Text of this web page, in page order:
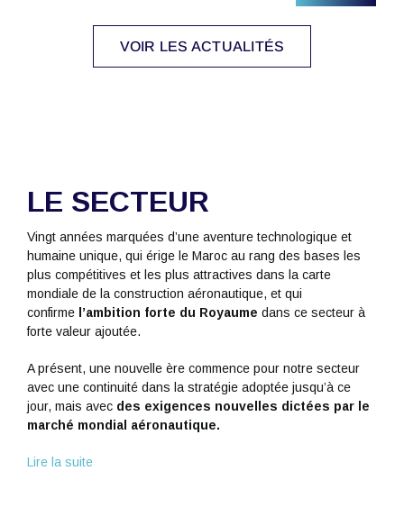
VOIR LES ACTUALITÉS
LE SECTEUR
Vingt années marquées d’une aventure technologique et
humaine unique, qui érige le Maroc au rang des bases les
plus compétitives et les plus attractives dans la carte
mondiale de la construction aéronautique, et qui
confirme l’ambition forte du Royaume dans ce secteur à
forte valeur ajoutée.
A présent, une nouvelle ère commence pour notre secteur
avec une continuité dans la stratégie adoptée jusqu’à ce
jour, mais avec des exigences nouvelles dictées par le
marché mondial aéronautique.
Lire la suite